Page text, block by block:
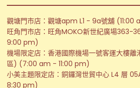
觀塘門市店：觀塘apm L1 - 9a號舖
旺角門市店：旺角MOKO新世紀廣場363-
9:00 pm)
機場限定店：香港國際機場一號客運大樓
區) (7:00 am - 11:00 pm)
小美主題限定店：銅鑼灣世貿中心 L4 層
8:30 pm)